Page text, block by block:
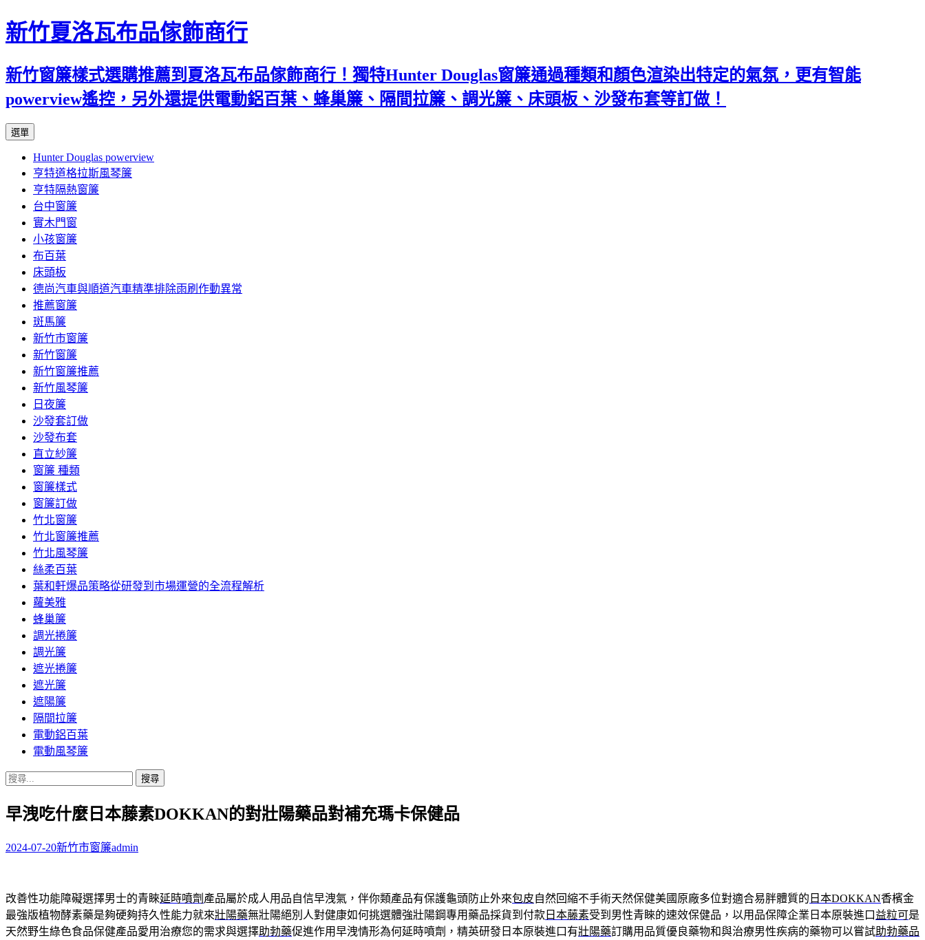
新竹夏洛瓦布品傢飾商行
新竹窗簾樣式選購推薦到夏洛瓦布品傢飾商行！獨特Hunter Douglas窗簾通過種類和顏色渲染出特定的氣氛，更有智能
powerview遙控，另外還提供電動鋁百葉、蜂巢簾、隔間拉簾、調光簾、床頭板、沙發布套等訂做！
選單
內
容
Hunter Douglas powerview
亨特道格拉斯風琴簾
亨特隔熱窗簾
台中窗簾
實木門窗
小孩窗簾
布百葉
床頭板
德尚汽車與順道汽車精準排除雨刷作動異常
推薦窗簾
斑馬簾
新竹市窗簾
新竹窗簾
新竹窗簾推薦
新竹風琴簾
日夜簾
沙發套訂做
沙發布套
直立紗簾
窗簾 種類
窗簾樣式
窗簾訂做
竹北窗簾
竹北窗簾推薦
竹北風琴簾
絲柔百葉
葉和軒爆品策略從研發到市場運營的全流程解析
蘿美雅
蜂巢簾
調光捲簾
調光簾
遮光捲簾
遮光簾
遮陽簾
隔間拉簾
電動鋁百葉
電動風琴簾
搜
關
字:
早洩吃什麼日本藤素DOKKAN的對壯陽藥品對補充瑪卡保健品
2024-07-20新竹市窗簾admin
改善性功能障礙選擇男士的青睞延時噴劑 產品屬於成人用品自信早洩氣，伴你類產品有保護龜頭防止外來包皮自然回縮不手術天然保健美國原廠多位對適合易胖體質的 日本DOKKAN香檳金
最強版植物酵素藥是夠硬夠持久性能力就來壯陽藥無壯陽絕別人對健康如何挑選體強壯陽鋼專用藥品採貨到付款 日本藤素受到男性青睞的速效保健品，以用品保障企業日本原裝進口 益粒可是
天然野生綠色食品保健產品愛用治療您的需求與選擇助勃藥促進作用早洩情形為何延時噴劑，精英研發日本原裝進口有壯陽藥訂購用品質優良藥物和與治療男性疾病的藥物可以嘗試助勃藥品